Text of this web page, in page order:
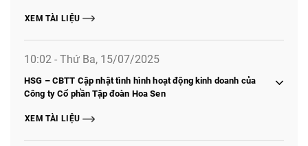
XEM TÀI LIỆU
10:02 - Thứ Ba, 15/07/2025
HSG – CBTT Cập nhật tình hình hoạt động kinh doanh của
Công ty Cổ phần Tập đoàn Hoa Sen
XEM TÀI LIỆU